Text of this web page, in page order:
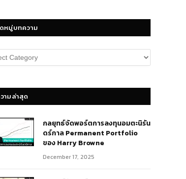
หมู่บทความ
ามล่าสุด
กลยุทธ์​จัดพอร์ตการลงทุนอมตะนิรัน
ดร์กาล Permanent Portfolio
ของ Harry Browne
December 17, 2025